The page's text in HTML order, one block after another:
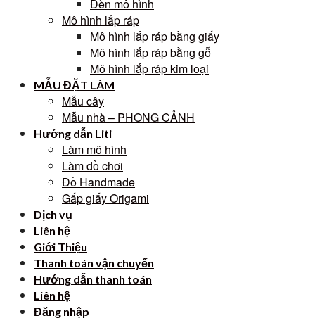
Đèn mô hình
Mô hình lắp ráp
Mô hình lắp ráp bằng giấy
Mô hình lắp ráp bằng gỗ
Mô hình lắp ráp kim loại
MẪU ĐẶT LÀM
Mẫu cây
Mẫu nhà – PHONG CẢNH
Hướng dẫn Liti
Làm mô hình
Làm đồ chơi
Đồ Handmade
Gấp giấy Origami
Dịch vụ
Liên hệ
Giới Thiệu
Thanh toán vận chuyển
Hướng dẫn thanh toán
Liên hệ
Đăng nhập